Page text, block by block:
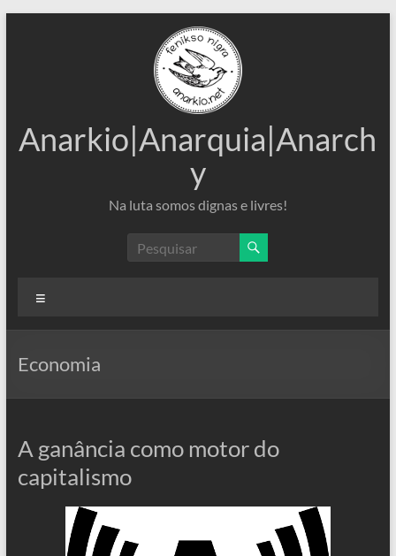
Anarkio|Anarquia|Anarch
y
Na luta somos dignas e livres!
Economia
A ganância como motor do
capitalismo